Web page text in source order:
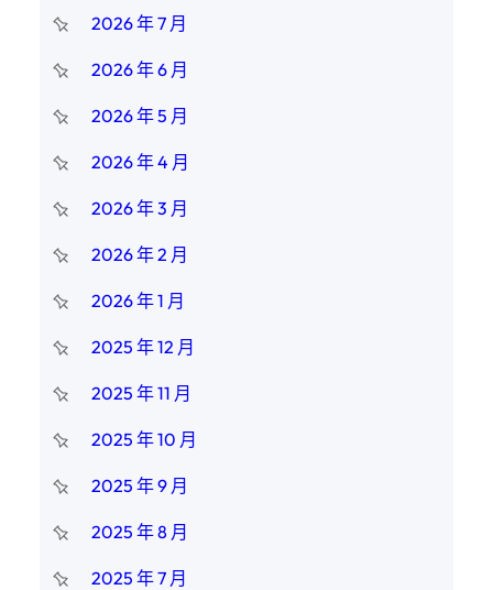
2026 年 7 月
2026 年 6 月
2026 年 5 月
2026 年 4 月
2026 年 3 月
2026 年 2 月
2026 年 1 月
2025 年 12 月
2025 年 11 月
2025 年 10 月
2025 年 9 月
2025 年 8 月
2025 年 7 月